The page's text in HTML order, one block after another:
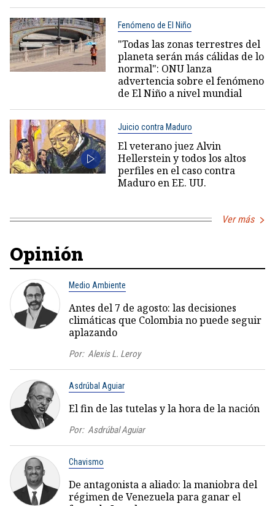
Fenómeno de El Niño
"Todas las zonas terrestres del
planeta serán más cálidas de lo
normal": ONU lanza
advertencia sobre el fenómeno
de El Niño a nivel mundial
Juicio contra Maduro
El veterano juez Alvin
Hellerstein y todos los altos
perfiles en el caso contra
Maduro en EE. UU.
Ver más
Opinión
Medio Ambiente
Antes del 7 de agosto: las decisiones
climáticas que Colombia no puede seguir
aplazando
Por: Alexis L. Leroy
Asdrúbal Aguiar
El fin de las tutelas y la hora de la nación
Por: Asdrúbal Aguiar
Chavismo
De antagonista a aliado: la maniobra del
régimen de Venezuela para ganar el